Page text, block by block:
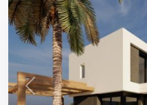
Previous